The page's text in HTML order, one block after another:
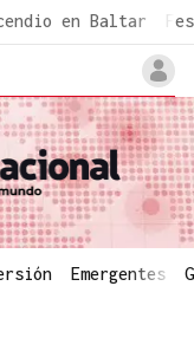
en Baltar
Emergentes